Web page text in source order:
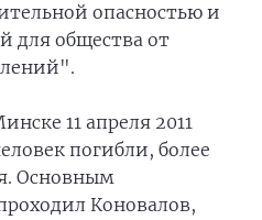
опасностью и
для общества от
11 апреля 2011
погибли, более
Основным
Коновалов,